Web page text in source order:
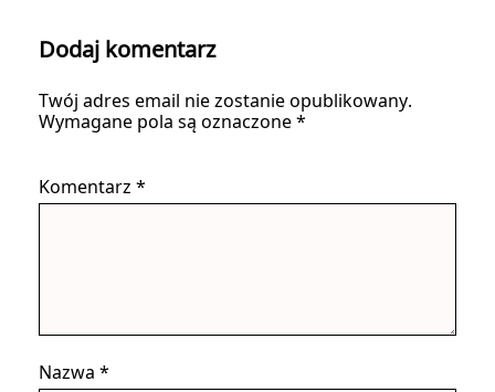
Dodaj komentarz
Twój adres email nie zostanie opublikowany.
Wymagane pola są oznaczone*
Komentarz *
Nazwa *